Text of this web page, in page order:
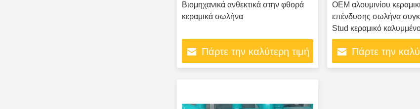
Βιομηχανικά ανθεκτικά στην φθορά
κεραμικά σωλήνα
Πάρτε την καλύτερη τιμή
OEM αλουμινίου
επένδυσης σωλήνα
Stud κεραμικό
Πάρτε την